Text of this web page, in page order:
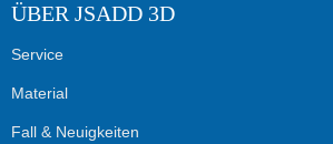
ÜBER JSADD 3D
Service
Material
Fall & Neuigkeiten